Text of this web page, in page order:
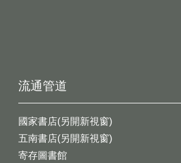
流通管道
國家書店(另開新視窗)
五南書店(另開新視窗)
寄存圖書館